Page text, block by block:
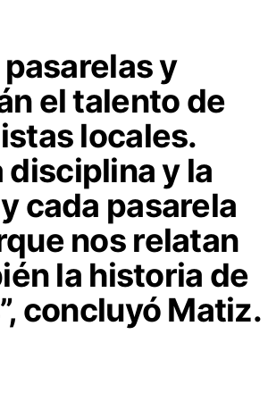
y
el talento de
locales.
disciplina y la
cada pasarela
nos relatan
la historia de
concluyó Matiz.